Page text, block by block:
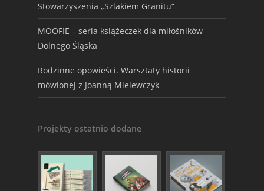
Stowarzyszenia „Szlakiem Granitu”
MOOFIE – seria książeczek dla miłośników
Dolnego Śląska
Rodzinne opowieści. Warsztaty historii
mówionej z Joanną Mielewczyk
Projekty ostatnio dodane